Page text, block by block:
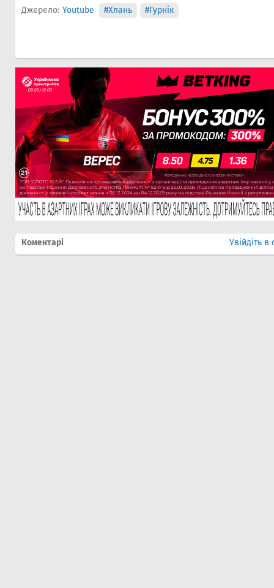
Джерело: Youtube #Хлань #Гурнік
Коментарі Увійдіть в